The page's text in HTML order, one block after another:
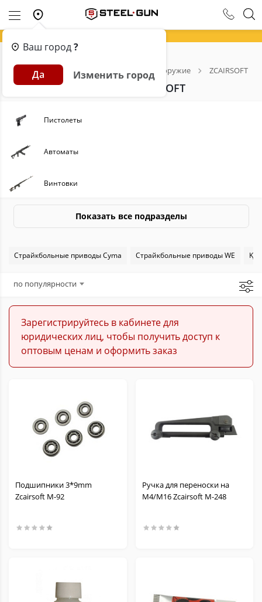
Ваш город?
Да Изменить город
Главная Каталог Страйкбольное оружие ZCAIRSOFT
Всё для страйкбола от ZCAIRSOFT
Пистолеты
Автоматы
Винтовки
Пулеметы
Расходники для страйкбола
Показать все подразделы
Страйкбольные приводы Cyma Страйкбольные приводы WE KJW
по популярности
Зарегистрируйтесь в кабинете для
юридических лиц, чтобы получить доступ к
оптовым ценам и оформить заказ
Подшипники 3*9mm
Zcairsoft M-92
Ручка для переноски на
M4/M16 Zcairsoft M-248